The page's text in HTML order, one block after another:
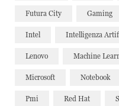
Futura City Gaming
Intel Intelligenza
Lenovo Machine
Microsoft Notebook
Pmi Red Hat